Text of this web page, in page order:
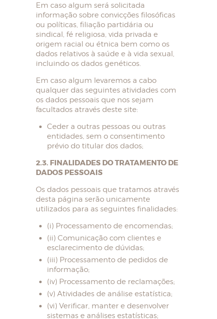
Em caso algum será solicitada
informação sobre convicções filosóficas
ou políticas, filiação partidária ou
sindical, fé religiosa, vida privada e
origem racial ou étnica bem como os
dados relativos à saúde e à vida sexual,
incluindo os dados genéticos.
Em caso algum levaremos a cabo
qualquer das seguintes atividades com
os dados pessoais que nos sejam
facultados através deste site:
Ceder a outras pessoas ou outras
entidades, sem o consentimento
prévio do titular dos dados;
2.3. FINALIDADES DO TRATAMENTO DE
DADOS PESSOAIS
Os dados pessoais que tratamos através
desta página serão unicamente
utilizados para as seguintes finalidades:
(i) Processamento de encomendas;
(ii) Comunicação com clientes e
esclarecimento de dúvidas;
(iii) Processamento de pedidos de
informação;
(iv) Processamento de reclamações;
(v) Atividades de análise estatística;
(vi) Verificar, manter e desenvolver
sistemas e análises estatísticas;